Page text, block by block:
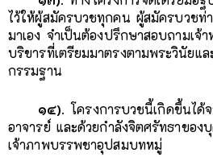
ไว้ให้ผู้สมัครบวชทุกคน ผู้สมัครบวชท่
มาเอง จำเป็นต้องปรึกษาสอบถามเจ้
บริขารที่เตรียมมาตรงตามพระวินัยแล
กรรมฐาน
๑๔).โครงการบวชนี้เกิดขึ้นได้
อาจารย์ และด้วยกำลังจิตศรัทธาของ
เจ้าภาพบรรพชาอุปสมบทหมู่